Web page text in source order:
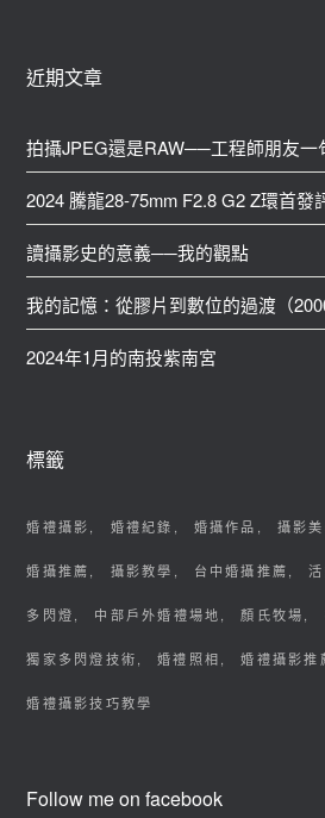
近期文章
拍攝JPEG還是RAW──工程師朋友一
2024 騰龍28-75mm F2.8 G2 Z環首發
讀攝影史的意義──我的觀點
我的記憶：從膠片到數位的過渡（
2024年1月的南投紫南宮
標籤
婚禮攝影 婚禮紀錄 婚攝作品 攝影
婚攝推薦 攝影教學 台中婚攝推薦
多閃燈 中部戶外婚禮場地 顏氏牧場
獨家多閃燈技術 婚禮照相 婚禮攝影推
婚禮攝影技巧教學
Follow me on facebook